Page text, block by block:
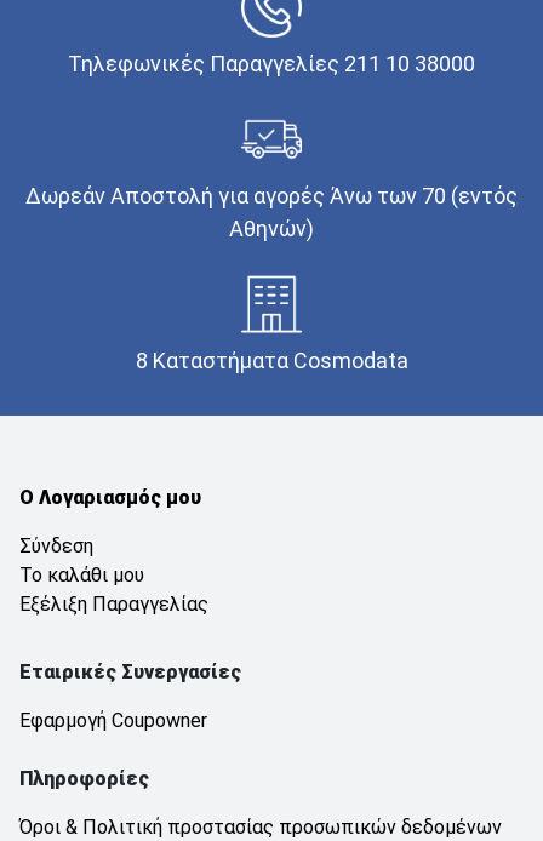
Τηλεφωνικές Παραγγελίες 211 10 38000
Δωρεάν Αποστολή για αγορές Άνω των 70 (εντός
Αθηνών)
8 Καταστήματα Cosmodata
Ο Λογαριασμός μου
Σύνδεση
Το καλάθι μου
Εξέλιξη Παραγγελίας
Εταιρικές Συνεργασίες
Εφαρμογή Coupowner
Πληροφορίες
Όροι & Πολιτική προστασίας προσωπικών δεδομένων